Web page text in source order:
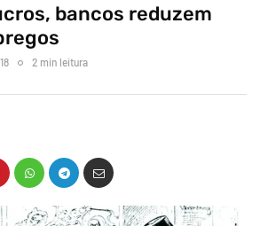
bancos reduzem
2 min leitura